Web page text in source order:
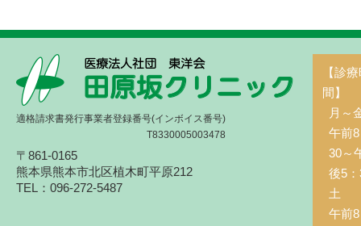
適格請求書発行事業者登録番号(インボイス番号)
T8330005003478
〒861-0165
熊本県熊本市北区植木町平原212
TEL：096-272-5487
【診
間】
月～
午前
30～
後5
土
午前